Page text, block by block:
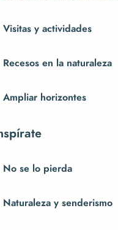
Visitas y actividades
Recesos en la naturaleza
Ampliar horizontes
No se lo pierda
Naturaleza y senderismo